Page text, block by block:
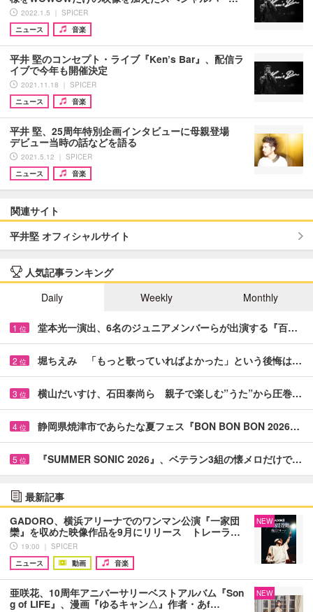
2022.1.5 ｜ SPICER
ニュース
音楽
平井 堅のコンセプト・ライブ『Ken’s Bar』、配信ラ
イブで今年も開催決定
2021.11.18 ｜ SPICER
ニュース
音楽
平井 堅、25周年特別企画インタビューに母親登場
デビュー当時の話などを語る
2021.5.12 ｜ SPICER
ニュース
音楽
関連サイト
平井堅 オフィシャルサイト
人気記事ランキング
Daily
Weekly Monthly
1 位 堂本光一演出、6名のジュニアメンバーらが出演する『百…
2 位 堀ちえみ 「もっと歌っていればよかった」という後悔は…
3 位 横山だいすけ、石田泰尚ら 親子で楽しむ”うた”から圧巻…
4 位 静岡県焼津市であらたな夏フェス『BON BON BON 2026…
5 位 『SUMMER SONIC 2026』、ベテラン3組の懐メロだけで…
最新記事
GADORO、横浜アリーナでのワンマン公演『一家団
欒』を収めた映像作品を9月にリリース トレーラ…
19:00 ｜ SPICER
ニュース
動画 音楽
NEW
亜咲花、10周年アニバーサリーベストアルバム『Son
g of LIFE』、漫画『ゆるキャン△』作者・あf…
NEW